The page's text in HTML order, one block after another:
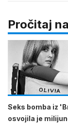
Pročitaj na
Seks bomba iz
osvojila je